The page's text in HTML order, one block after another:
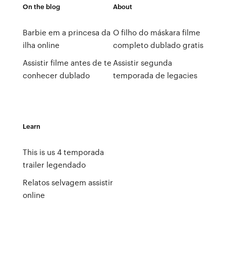
On the blog
Barbie em a princesa da
ilha online
Assistir filme antes de te
conhecer dublado
About
O filho do máskara filme
completo dublado gratis
Assistir segunda
temporada de legacies
Learn
This is us 4 temporada
trailer legendado
Relatos selvagem assistir
online